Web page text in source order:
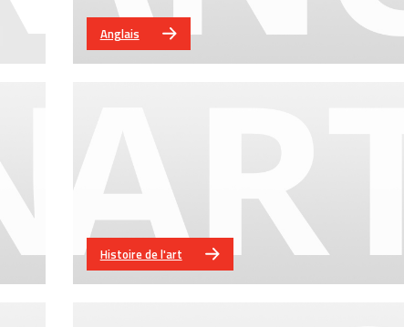
Anglais
Histoire de l'art